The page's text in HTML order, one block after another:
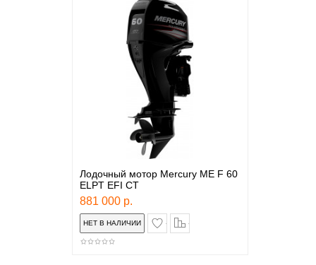
Лодочный мотор Mercury ME F 60
ELPT EFI CT
881 000 р.
в закладки